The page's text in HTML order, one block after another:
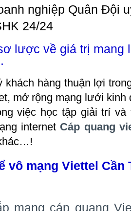
nghiệp Quân Đội
24/24
lược về giá trị mang
khách hàng thuận lợi
mở rộng mạng lưới
việc học tập giải trí và
internet Cáp quang
vô mạng Viettel Cần
mạng cáp quang